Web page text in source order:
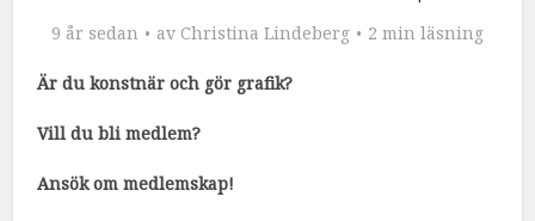
9 år sedan av Christina Lindeberg 2 min läsning
Är du konstnär och gör grafik?
Vill du bli medlem?
Ansök om medlemskap!